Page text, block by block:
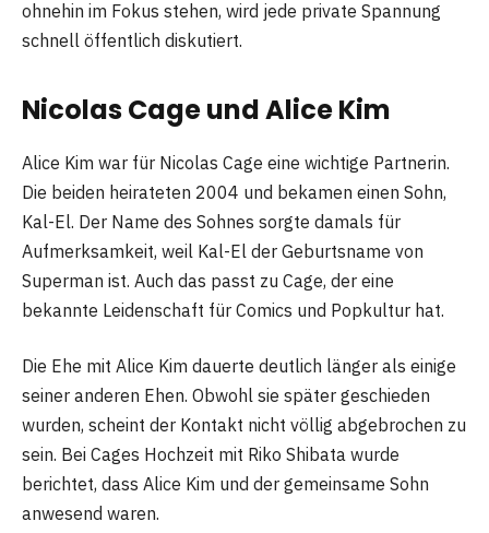
ohnehin im Fokus stehen, wird jede private Spannung
schnell öffentlich diskutiert.
Nicolas Cage und Alice Kim
Alice Kim war für Nicolas Cage eine wichtige Partnerin.
Die beiden heirateten 2004 und bekamen einen Sohn,
Kal-El. Der Name des Sohnes sorgte damals für
Aufmerksamkeit, weil Kal-El der Geburtsname von
Superman ist. Auch das passt zu Cage, der eine
bekannte Leidenschaft für Comics und Popkultur hat.
Die Ehe mit Alice Kim dauerte deutlich länger als einige
seiner anderen Ehen. Obwohl sie später geschieden
wurden, scheint der Kontakt nicht völlig abgebrochen zu
sein. Bei Cages Hochzeit mit Riko Shibata wurde
berichtet, dass Alice Kim und der gemeinsame Sohn
anwesend waren.